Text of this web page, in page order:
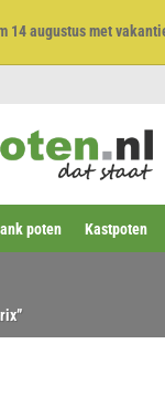
14 augustus met
poten Kastpoten